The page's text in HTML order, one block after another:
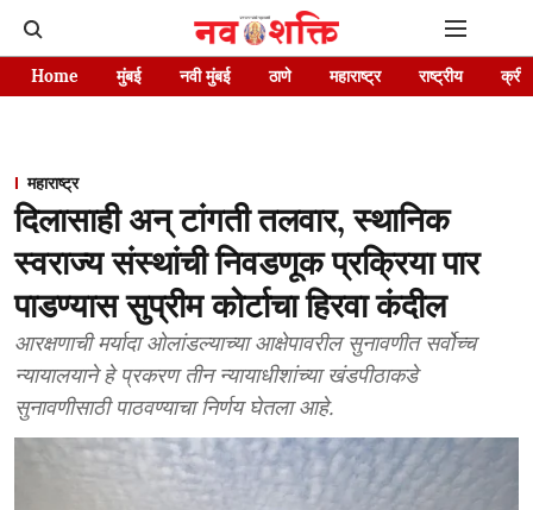
Home मुंबई नवी मुंबई ठाणे महाराष्ट्र राष्ट्रीय
महाराष्ट्र
दिलासाही अन‌् टांगती तलवार, स्थानिक
स्वराज्य संस्थांची निवडणूक प्रक्रिया पार
पाडण्यास सुप्रीम कोर्टाचा हिरवा कंदील
आरक्षणाची मर्यादा ओलांडल्याच्या आक्षेपावरील सुनावणीत सर्वोच्च
न्यायालयाने हे प्रकरण तीन न्यायाधीशांच्या खंडपीठाकडे
सुनावणीसाठी पाठवण्याचा निर्णय घेतला आहे.